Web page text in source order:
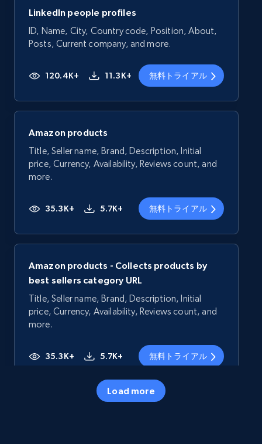
LinkedIn people profiles
ID, Name, City, Country code, Position, About,
Posts, Current company, and more.
120.4K+ 11.3K+ 無料トライアル
Amazon products
Title, Seller name, Brand, Description, Initial
price, Currency, Availability, Reviews count, and
more.
35.3K+ 5.7K+ 無料トライアル
Amazon products - Collects products by
best sellers category URL
Title, Seller name, Brand, Description, Initial
price, Currency, Availability, Reviews count, and
more.
35.3K+ 5.7K+ 無料トライアル
Load more